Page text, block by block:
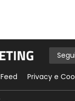
Privacy e